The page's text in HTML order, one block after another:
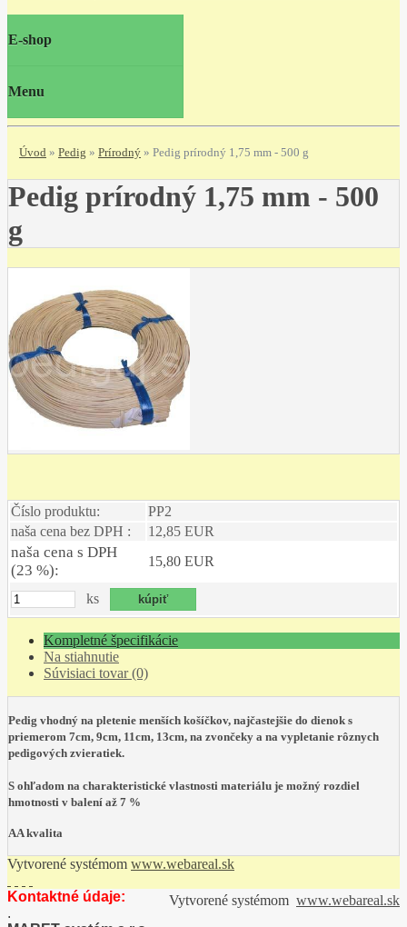
E-shop
Menu
Úvod » Pedig » Prírodný » Pedig prírodný 1,75 mm - 500 g
Pedig prírodný 1,75 mm - 500
g
Číslo produktu:
PP2
naša cena bez DPH :
12,85 EUR
naša cena s DPH
(23 %):
15,80 EUR
ks
Kompletné špecifikácie
Na stiahnutie
Súvisiaci tovar (0)
Pedig vhodný na pletenie menších košíčkov, najčastejšie do dienok s
priemerom 7cm, 9cm, 11cm, 13cm, na zvončeky a na vypletanie rôznych
pedigových zvieratiek.
S ohľadom na charakteristické vlastnosti materiálu je možný rozdiel
hmotnosti v balení až 7 %
AA kvalita
Vytvorené systémom www.webareal.sk
Vytvorené systémom www.webareal.sk
Kontaktné údaje:
.